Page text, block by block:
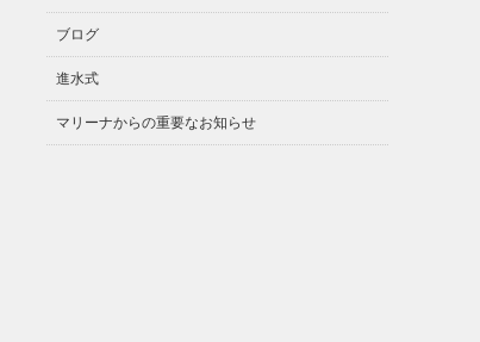
ブログ
進水式
マリーナからの重要なお知らせ